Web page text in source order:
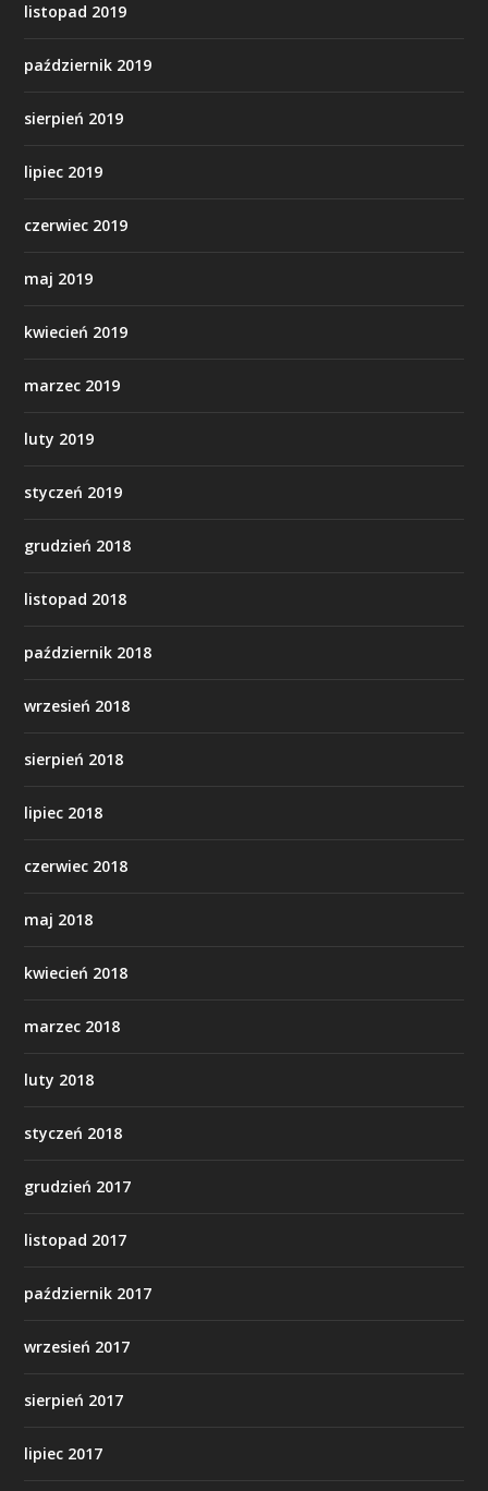
listopad 2019
październik 2019
sierpień 2019
lipiec 2019
czerwiec 2019
maj 2019
kwiecień 2019
marzec 2019
luty 2019
styczeń 2019
grudzień 2018
listopad 2018
październik 2018
wrzesień 2018
sierpień 2018
lipiec 2018
czerwiec 2018
maj 2018
kwiecień 2018
marzec 2018
luty 2018
styczeń 2018
grudzień 2017
listopad 2017
październik 2017
wrzesień 2017
sierpień 2017
lipiec 2017